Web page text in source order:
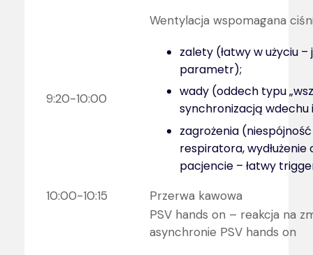
9:20-10:00
Wentylacja wspomagana
zalety (łatwy w użyciu –
parametr);
wady (oddech typu
synchronizacją wdechu
zagrożenia
respiratora,
pacjencie – łatwy
10:00-10:15 Przerwa kawowa
PSV hands on – reakcja na
asynchronie PSV hands on